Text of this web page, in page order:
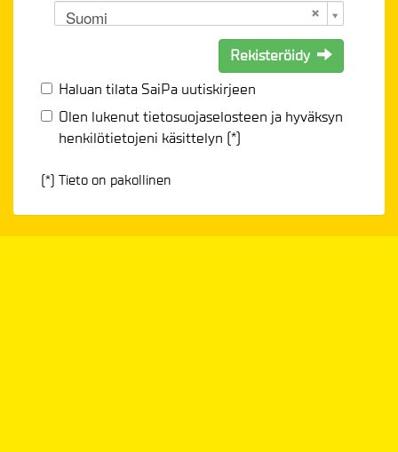
Suomi
Rekisteröidy
Haluan tilata SaiPa uutiskirjeen
Olen lukenuttietosuojaselosteen ja hyväksyn
henkilötietojeni käsittelyn (*)
(*) Tieto on pakollinen